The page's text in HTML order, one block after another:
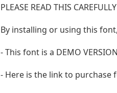
PLEASE READ THIS
By installing or using this
- This font is a DEMO
- Here is the link to purchase